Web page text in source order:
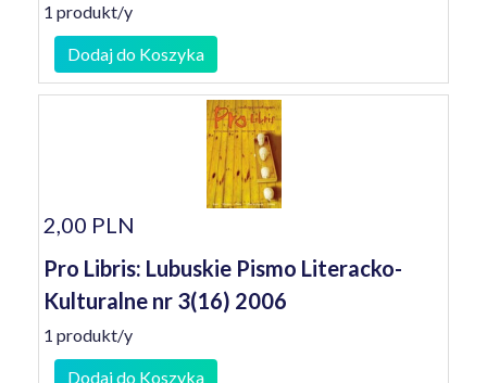
1 produkt/y
Dodaj do Koszyka
2,00 PLN
Pro Libris: Lubuskie Pismo Literacko-
Kulturalne nr 3(16) 2006
1 produkt/y
Dodaj do Koszyka